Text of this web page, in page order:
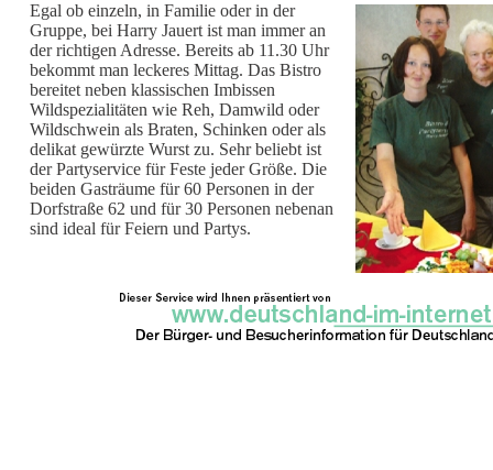
Egal ob einzeln, in Familie oder in der
Gruppe, bei Harry Jauert ist man immer an
der richtigen Adresse. Bereits ab 11.30 Uhr
bekommt man leckeres Mittag. Das Bistro
bereitet neben klassischen Imbissen
Wildspezialitäten wie Reh, Damwild oder
Wildschwein als Braten, Schinken oder als
delikat gewürzte Wurst zu. Sehr beliebt ist
der Partyservice für Feste jeder Größe. Die
beiden Gasträume für 60 Personen in der
Dorfstraße 62 und für 30 Personen nebenan
sind ideal für Feiern und Partys.